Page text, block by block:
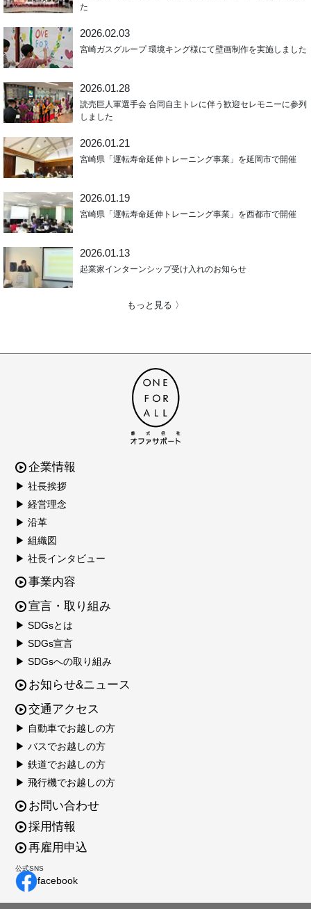
た
2026.02.03
宮崎ガスグループ 環境キング様にて壁画制作を実施しました
2026.01.28
読売巨人軍選手会 合同自主トレに伴う歓迎セレモニーに参列
しました
2026.01.21
宮崎県「運転寿命延伸トレーニング事業」を延岡市で開催
2026.01.19
宮崎県「運転寿命延伸トレーニング事業」を西都市で開催
2026.01.13
起業家インターンシップ受け入れのお知らせ
もっと見る 〉
企業情報
▶ 社長挨拶
▶ 経営理念
▶ 沿革
▶ 組織図
▶ 社長インタビュー
事業内容
宣言・取り組み
▶ SDGsとは
▶ SDGs宣言
▶ SDGsへの取り組み
お知らせ&ニュース
交通アクセス
▶ 自動車でお越しの方
▶ バスでお越しの方
▶ 鉄道でお越しの方
▶ 飛行機でお越しの方
お問い合わせ
採用情報
再雇用申込
公式SNS
facebook